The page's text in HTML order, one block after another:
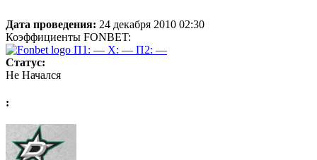
Дата проведения: 24 декабря 2010 02:30
Коэффициенты FONBET:
П1: — X: — П2: —
Статус:
Не Начался
: